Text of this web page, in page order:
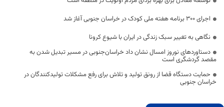
اجرای ۳۰۰ برنامه هفته ملی کودک در خراسان جنوبی آغاز شد
نگاهی به تغییر سبک زندگی در ایران با شیوع کرونا
دستاوردهای نوروز امسال نشان داد خراسان‌جنوبی در مسیر تبدیل شدن به
مقصد گردشگری است
حمایت دستگاه قضا از رونق تولید و تلاش برای رفع مشکلات تولیدکنندگان در
خراسان جنوبی